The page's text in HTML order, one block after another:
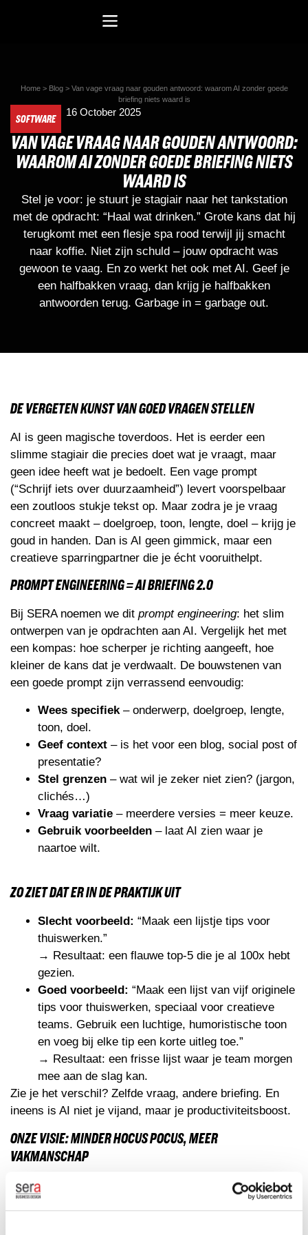
Home> Blog> Van vage vraag naar gouden antwoord: waarom AI zonder goede
briefing niets waard is
SOFTWARE
16 October 2025
VAN VAGE VRAAG NAAR GOUDEN ANTWOORD:
WAAROM AI ZONDER GOEDE BRIEFING NIETS
WAARD IS
Stel je voor: je stuurt je stagiair naar het tankstation
met de opdracht: “Haal wat drinken.” Grote kans dat hij
terugkomt met een flesje spa rood terwijl jij smacht
naar koffie. Niet zijn schuld – jouw opdracht was
gewoon te vaag. En zo werkt het ook met AI. Geef je
een halfbakken vraag, dan krijg je halfbakken
antwoorden terug. Garbage in = garbage out.
DE VERGETEN KUNST VAN GOED VRAGEN STELLEN
AI is geen magische toverdoos. Het is eerder een
slimme stagiair die precies doet wat je vraagt, maar
geen idee heeft wat je bedoelt. Een vage prompt
(“Schrijf iets over duurzaamheid”) levert voorspelbaar
een zoutloos stukje tekst op. Maar zodra je je vraag
concreet maakt – doelgroep, toon, lengte, doel – krijg je
goud in handen. Dan is AI geen gimmick, maar een
creatieve sparringpartner die je écht vooruithelpt.
PROMPT ENGINEERING = AI BRIEFING 2.0
Bij SERA noemen we dit prompt engineering: het slim
ontwerpen van je opdrachten aan AI. Vergelijk het met
een kompas: hoe scherper je richting aangeeft, hoe
kleiner de kans dat je verdwaalt. De bouwstenen van
een goede prompt zijn verrassend eenvoudig:
Wees specifiek – onderwerp, doelgroep, lengte,
toon, doel.
Geef context – is het voor een blog, social post of
presentatie?
Stel grenzen – wat wil je zeker niet zien? (jargon,
clichés…)
Vraag variatie – meerdere versies = meer keuze.
Gebruik voorbeelden – laat AI zien waar je
naartoe wilt.
ZO ZIET DAT ER IN DE PRAKTIJK UIT
Slecht voorbeeld: “Maak een lijstje tips voor
thuiswerken.”
→ Resultaat: een flauwe top-5 die je al 100x hebt
gezien.
Goed voorbeeld: “Maak een lijst van vijf originele
tips voor thuiswerken, speciaal voor creatieve
teams. Gebruik een luchtige, humoristische toon
en voeg bij elke tip een korte uitleg toe.”
→ Resultaat: een frisse lijst waar je team morgen
mee aan de slag kan.
Zie je het verschil? Zelfde vraag, andere briefing. En
ineens is AI niet je vijand, maar je productiviteitsboost.
ONZE VISIE: MINDER HOCUS POCUS, MEER
VAKMANSCHAP
Bij SERA geloven we dat AI pas waardevol wordt als jij
de regie neemt. Niet blind vertrouwen op wat er uit de